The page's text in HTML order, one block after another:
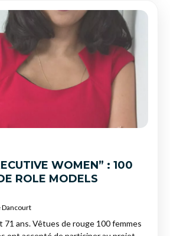
WOMEN” : 100
ROLE MODELS
Dancourt
ans. Vêtues de rouge 100 femmes